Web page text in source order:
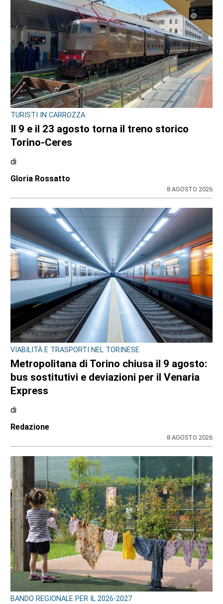
TURISTI IN CARROZZA
Il 9 e il 23 agosto torna il treno storico
Torino-Ceres
di
Gloria Rossatto
8 AGOSTO 2026
VIABILITÀ E TRASPORTI NEL TORINESE
Metropolitana di Torino chiusa il 9 agosto:
bus sostitutivi e deviazioni per il Venaria
Express
di
Redazione
8 AGOSTO 2026
BANDO REGIONALE PER IL 2026-2027